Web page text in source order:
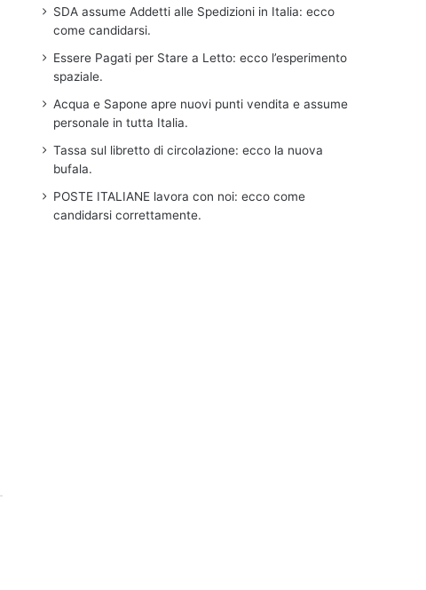
SDA assume Addetti alle Spedizioni in Italia: ecco
come candidarsi.
Essere Pagati per Stare a Letto: ecco l’esperimento
spaziale.
Acqua e Sapone apre nuovi punti vendita e assume
personale in tutta Italia.
Tassa sul libretto di circolazione: ecco la nuova
bufala.
POSTE ITALIANE lavora con noi: ecco come
candidarsi correttamente.